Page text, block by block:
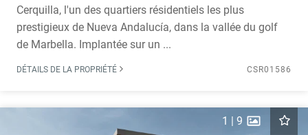
Cerquilla, l'un des quartiers résidentiels les plus
prestigieux de Nueva Andalucía, dans la vallée du golf
de Marbella. Implantée sur un ...
DÉTAILS DE LA PROPRIÉTÉ CSR01586
1 | 9